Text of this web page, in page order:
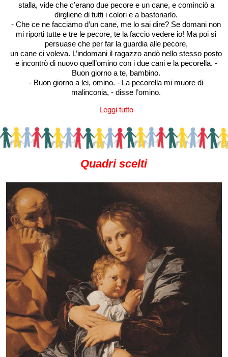
stalla, vide che c’erano due pecore e un cane, e cominciò a
dirgliene di tutti i colori e a bastonarlo.
- Che ce ne facciamo d’un cane, me lo sai dire? Se domani non
mi riporti tutte e tre le pecore, te la faccio vedere io! Ma poi si
persuase che per far la guardia alle pecore,
un cane ci voleva. L’indomani il ragazzo andò nello stesso posto
e incontrò di nuovo quell’omino con i due cani e la pecorella. -
Buon giorno a te, bambino.
- Buon giorno a lei, omino. - La pecorella mi muore di
malinconia, - disse l’omino.
Leggi tutto
Quadri scelti